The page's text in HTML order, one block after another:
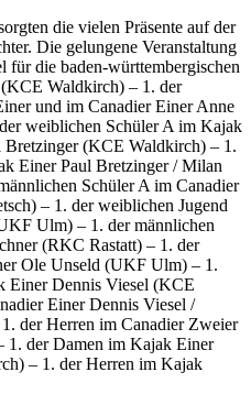
die vielen Präsente auf der
Die gelungene Veranstaltung
für die baden-württembergischen
Waldkirch) – 1. der
und im Canadier Einer Anne
weiblichen Schüler A im Kajak
Bretzinger (KCE Waldkirch) – 1.
Einer Paul Bretzinger / Milan
Schüler A im Canadier
– 1. der weiblichen Jugend
Ulm) – 1. der männlichen
(RKC Rastatt) – 1. der
Ole Unseld (UKF Ulm) – 1.
Einer Dennis Viesel (KCE
Einer Dennis Viesel /
der Herren im Canadier Zweier
1. der Damen im Kajak Einer
– 1. der Herren im Kajak